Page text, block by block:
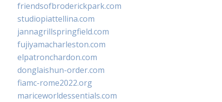
friendsofbroderickpark.com
studiopiattellina.com
jannagrillspringfield.com
fujiyamacharleston.com
elpatronchardon.com
donglaishun-order.com
fiamc-rome2022.org
mariceworldessentials.com